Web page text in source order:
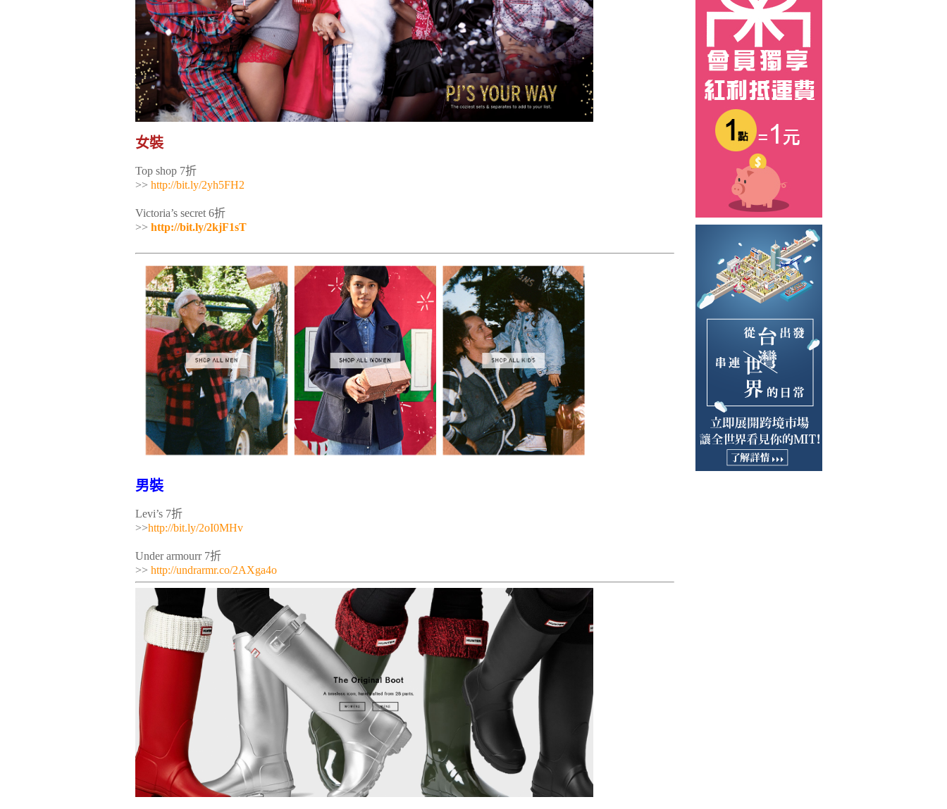
女裝
Top shop 7折
>> http://bit.ly/2yh5FH2
Victoria’s secret 6折
>> http://bit.ly/2kjF1sT
男裝
Levi’s 7折
>>http://bit.ly/2oI0MHv
Under armourr 7折
>> http://undrarmr.co/2AXga4o